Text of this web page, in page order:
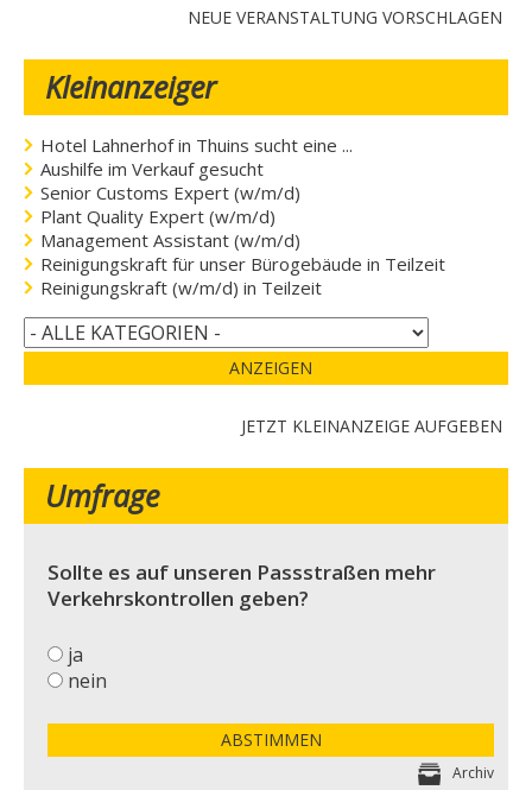
NEUE VERANSTALTUNG VORSCHLAGEN
Kleinanzeiger
Hotel Lahnerhof in Thuins sucht eine ...
Aushilfe im Verkauf gesucht
Senior Customs Expert (w/m/d)
Plant Quality Expert (w/m/d)
Management Assistant (w/m/d)
Reinigungskraft für unser Bürogebäude in Teilzeit
Reinigungskraft (w/m/d) in Teilzeit
ANZEIGEN
JETZT KLEINANZEIGE AUFGEBEN
Umfrage
Sollte es auf unseren Passstraßen mehr
Verkehrskontrollen geben?
ja
nein
ABSTIMMEN
Archiv